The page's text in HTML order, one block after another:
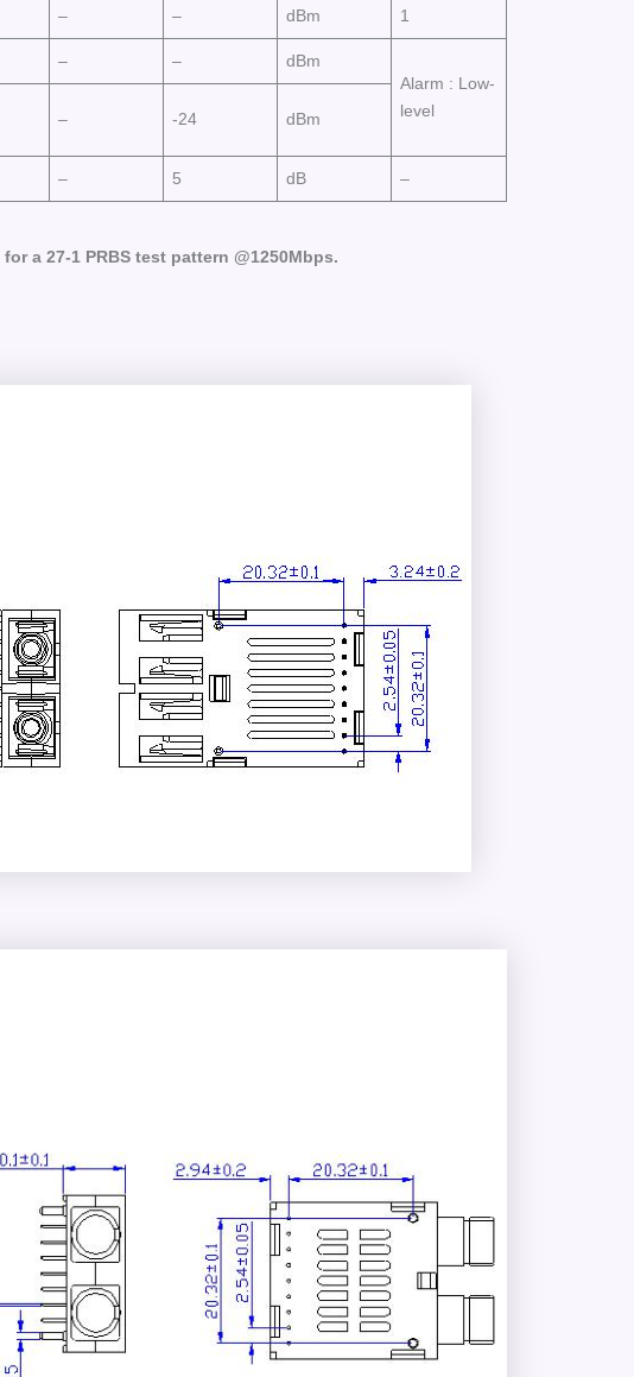
– – dBm 1
– –
dBm
Alarm : Low-
level
– -24 dBm
– 5 dB –
for a 27-1 PRBS test pattern @1250Mbps.